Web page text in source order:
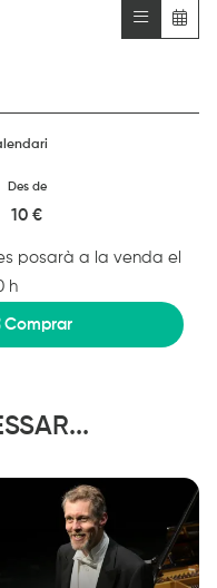
Des de
10 €
posarà a la venda el
h
Comprar